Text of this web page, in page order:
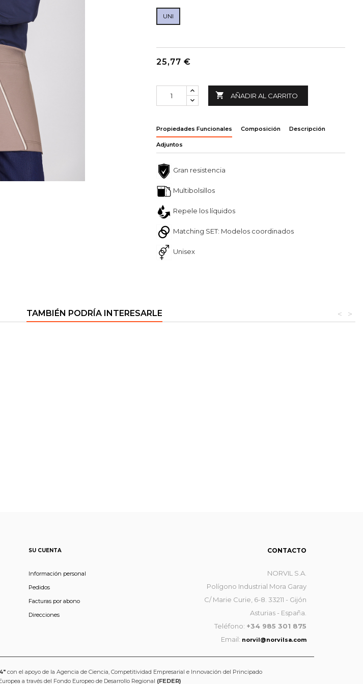
UNI
25,77 €
 AÑADIR AL CARRITO
Propiedades Funcionales Composición Descripción
Adjuntos
Gran resistencia
Multibolsillos
Repele los líquidos
Matching SET: Modelos coordinados
Unisex
TAMBIÉN PODRÍA INTERESARLE >
<
SU CUENTA
Información personal
Pedidos
Facturas por abono
Direcciones
CONTACTO
NORVIL S.A.
Polígono Industrial Mora Garay
C/ Marie Curie, 6-8. 33211 - Gijón
Asturias - España.
Teléfono: +34 985 301 875
Email: norvil@norvilsa.com
con el apoyo de la Agencia de Ciencia, Competitividad Empresarial e Innovación del Principado
a través del Fondo Europeo de Desarrollo Regional (FEDER)